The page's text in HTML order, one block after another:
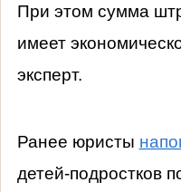
При этом сумма
имеет
эксперт.
Ранее юристы
детей-подростков